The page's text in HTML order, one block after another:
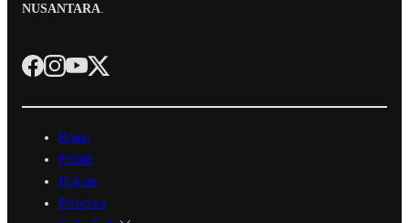
NUSANTARA
Home
Politik
Hukum
Peristiwa